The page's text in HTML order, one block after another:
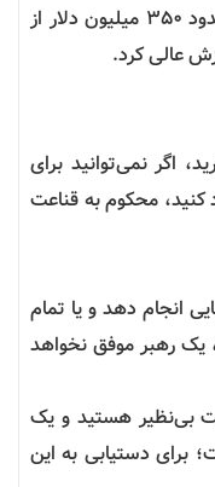
کمک می‌کردند، مخالف بود؛ بنابراین حدود ۳۵۰ میلیون دلار از
عالی کرد.
اگر نمی‌توانید برای
کنید، محکوم به قناعت
انجام دهد و یا تمام
یک رهبر موفق نخواهد
بی‌نظیر هستید و یک
برای دستیابی به این